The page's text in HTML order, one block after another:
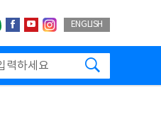
네이버블로그
페이스북
유투브인스타그랩
ENGLISH